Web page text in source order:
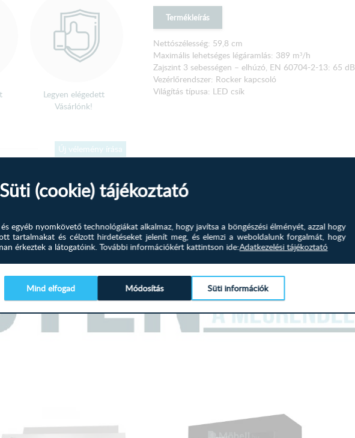
Legyen elégedett
Vásárlónk!
Új vélemény írása
Termékleírás
Nettószélesség: 59,8 cm
Maximális lehetséges légáramlás: 389 m³/h
Zajszint 3 sebességen – elhúzó, EN 60704-2-13: 65 dB
Vezérlőrendszer: Rocker kapcsoló
Világítás típusa: LED csík
Süti (cookie) tájékoztató
egyéb nyomkövető technológiákat alkalmaz, hogy javítsa a böngészési élményét, azzal hogy
tartalmakat és célzott hirdetéseket jelenít meg, és elemzi a weboldalunk forgalmát, hogy
érkeztek a látogatóink. További információkért kattintson ide:Adatkezelési tájékoztató
Mind elfogad Módosítás Süti információk